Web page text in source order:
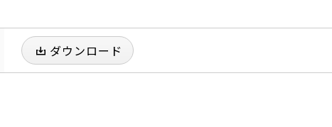
ダウンロード